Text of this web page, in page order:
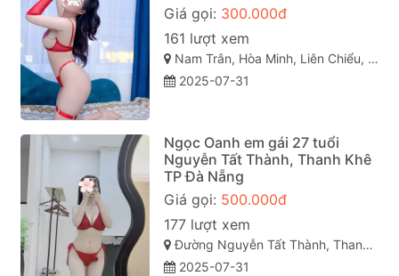
Giá gọi: 300.000đ
161 lượt xem
Nam Trân, Hòa Minh, Liên Chiểu, Đà Nẵng, Việt Nam
2025-07-31
Ngọc Oanh em gái 27 tuổi
Nguyễn Tất Thành, Thanh Khê
TP Đà Nẵng
Giá gọi: 500.000đ
177 lượt xem
Đường Nguyễn Tất Thành, Thanh Khê, Hải Châu, Đà Nẵng
2025-07-31